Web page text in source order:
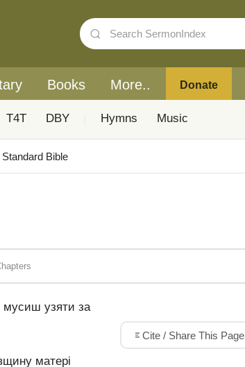
Books More.. Donate
T4T DBY Hymns Music
мусиш узяти за
матері
Cite / Share This Page